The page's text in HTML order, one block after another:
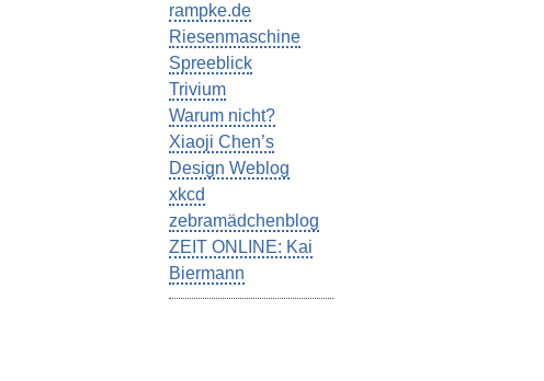
rampke.de
Riesenmaschine
Spreeblick
Trivium
Warum nicht?
Xiaoji Chen’s
Design Weblog
xkcd
zebramädchenblog
ZEIT ONLINE: Kai
Biermann